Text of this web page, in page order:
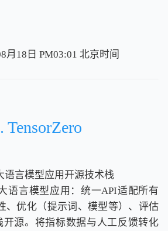
月18日 PM03:01 北京时间
北京时间
TensorZero
语言模型应用开源技术栈
语言模型应用：统一API适配所有
、优化（提示词、模型等）、评估
源。将指标数据与人工反馈转化